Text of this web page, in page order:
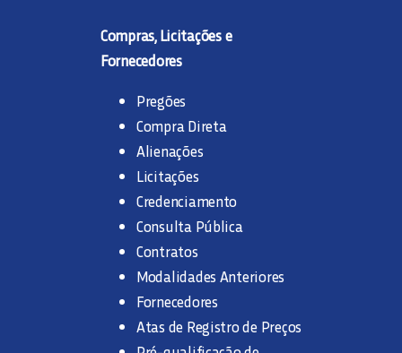
Compras, Licitações e
Fornecedores
Pregões
Compra Direta
Alienações
Licitações
Credenciamento
Consulta Pública
Contratos
Modalidades Anteriores
Fornecedores
Atas de Registro de Preços